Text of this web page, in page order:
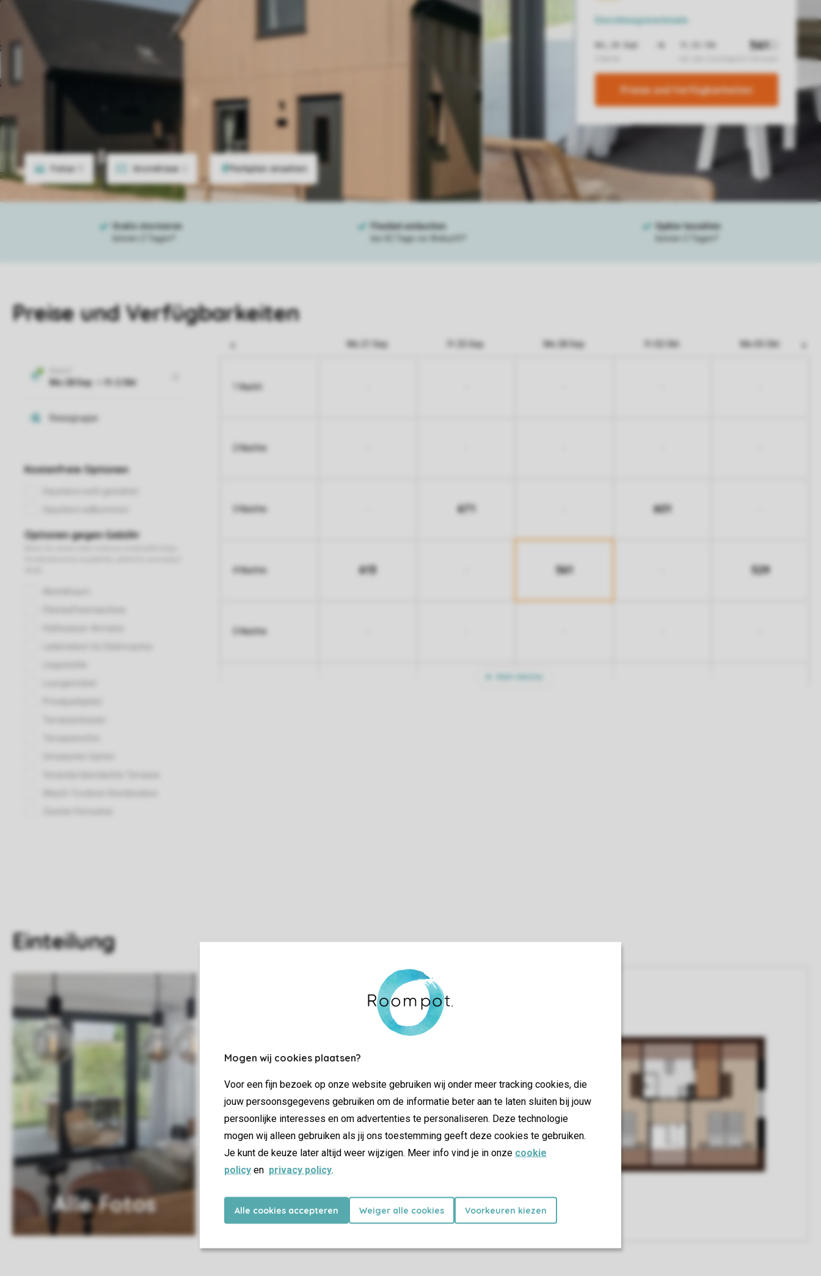
Mogen wij cookies plaatsen?
Voor een fijn bezoek op onze website gebruiken wij onder meer tracking cookies, die
jouw persoonsgegevens gebruiken om de informatie beter aan te laten sluiten bij jouw
persoonlijke interesses en om advertenties te personaliseren. Deze technologie
mogen wij alleen gebruiken als jij ons toestemming geeft deze cookies te gebruiken.
Je kunt de keuze later altijd weer wijzigen. Meer info vind je in onze cookie
policy en privacy policy.
Alle cookies accepteren Weiger alle cookies Voorkeuren kiezen
Fotos Grundrisse
Einrichtungsmerkmale
Preise und Verfügbarkeiten
Preise und Verfügbarkeiten
Mo 21 Sep Fr 25 Sep Mo 28 Sep Fr 02 Okt Mo 05 Okt
1 Nacht
2 Nächte
3 Nächte 671 601
4 Nächte 613 561 529
5 Nächte
Einteilung
Alle Fotos